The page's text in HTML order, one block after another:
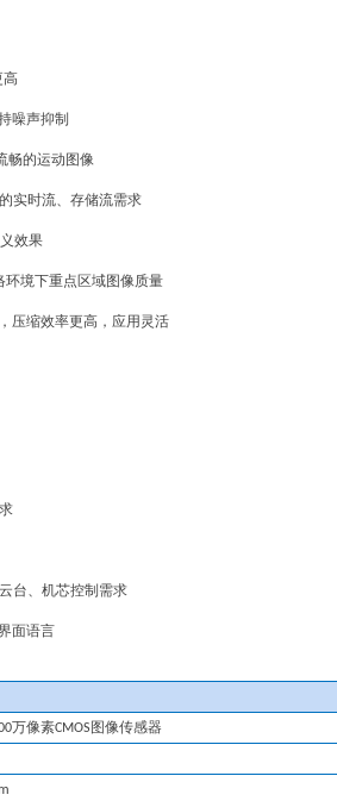
高
噪声抑制
畅的运动图像
实时流、存储流需求
效果
环境下重点区域图像质量
压缩效率更高，应用灵活
云台、机芯控制需求
面语言
万像素CMOS图像传感器